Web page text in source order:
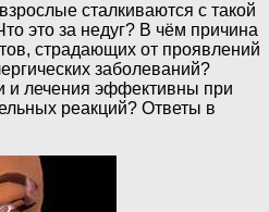
сталкиваются с такой
это за недуг? В чём причина
страдающих от проявлений
заболеваний?
и лечения эффективны при
реакций? Ответы в